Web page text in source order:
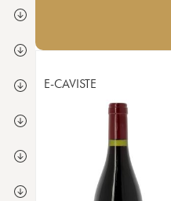
E-CAVISTE